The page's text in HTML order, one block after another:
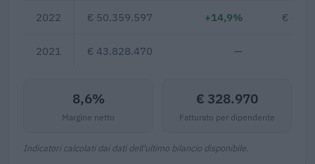
2022 € 50.359.597 +14,9% €
2021 € 43.828.470 —
8,6%
Margine netto
€ 328.970
Fatturato per dipendente
Indicatori calcolati dai dati dell'ultimo bilancio disponibile.